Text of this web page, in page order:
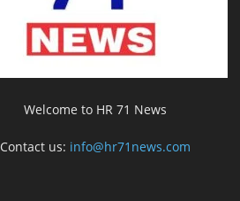
Welcome to HR 71 News
Contact us: info@hr71news.com